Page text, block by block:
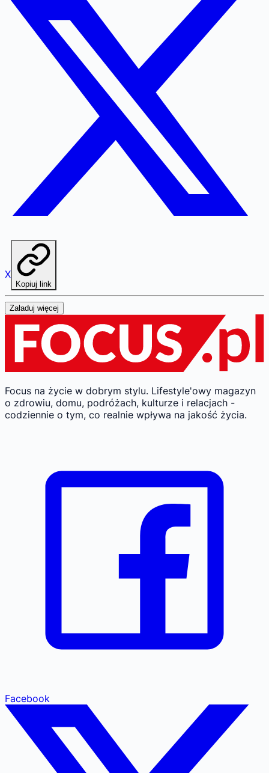
X
Kopiuj link
Załaduj więcej
Focus na życie w dobrym stylu. Lifestyle'owy magazyn
o zdrowiu, domu, podróżach, kulturze i relacjach -
codziennie o tym, co realnie wpływa na jakość życia.
Facebook